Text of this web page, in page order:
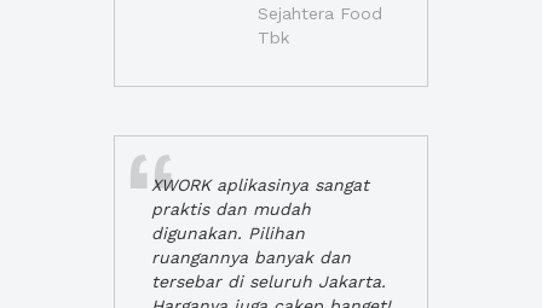
Sejahtera Food
Tbk
XWORK aplikasinya sangat
praktis dan mudah
digunakan. Pilihan
ruangannya banyak dan
tersebar di seluruh Jakarta.